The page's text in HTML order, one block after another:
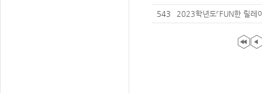
금 납부 안내
543
2023학년도『FUN한 릴
아왔다!』개최 안내